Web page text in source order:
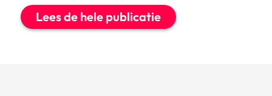
Lees de hele publicatie